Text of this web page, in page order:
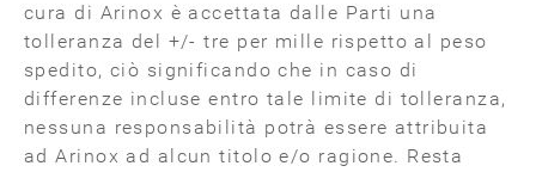
cura di Arinox è accettata dalle Parti una
tolleranza del +/- tre per mille rispetto al peso
spedito, ciò significando che in caso di
differenze incluse entro tale limite di tolleranza,
nessuna responsabilità potrà essere attribuita
ad Arinox ad alcun titolo e/o ragione. Resta